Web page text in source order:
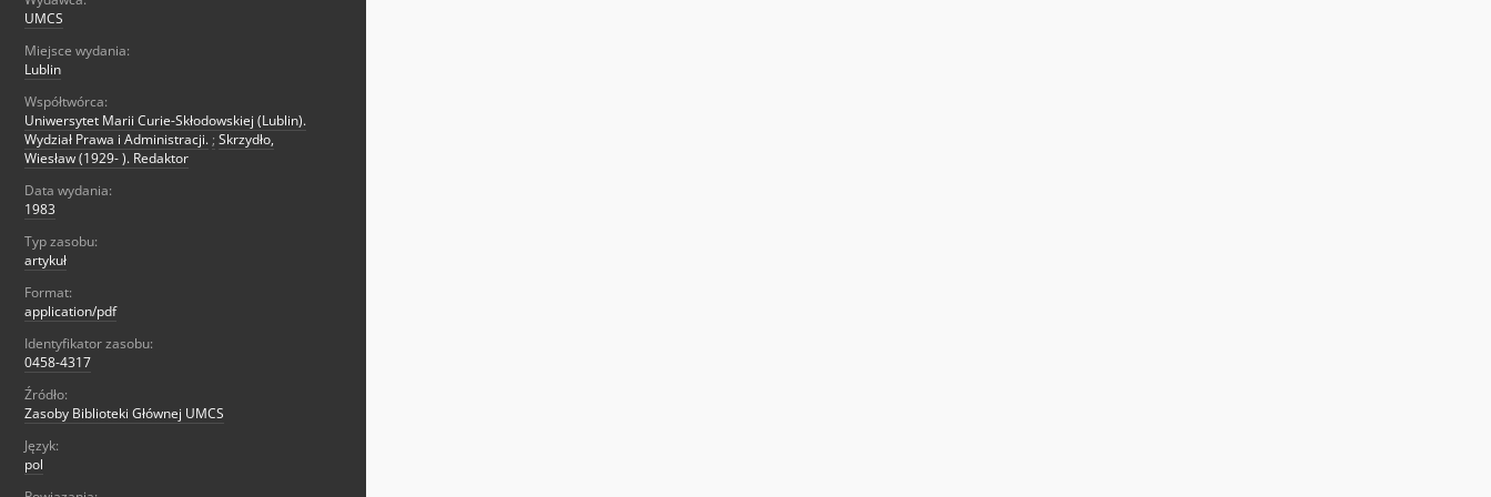
UMCS
Miejsce wydania:
Lublin
Współtwórca:
Uniwersytet Marii Curie-Skłodowskiej (Lublin).
Wydział Prawa i Administracji. ; Skrzydło,
Wiesław (1929- ). Redaktor
Data wydania:
1983
Typ zasobu:
artykuł
Format:
application/pdf
Identyfikator zasobu:
0458-4317
Źródło:
Zasoby Biblioteki Głównej UMCS
Język:
pol